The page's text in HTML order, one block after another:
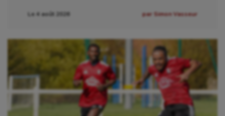
Le 4 août 2026 par Simon Vasseur